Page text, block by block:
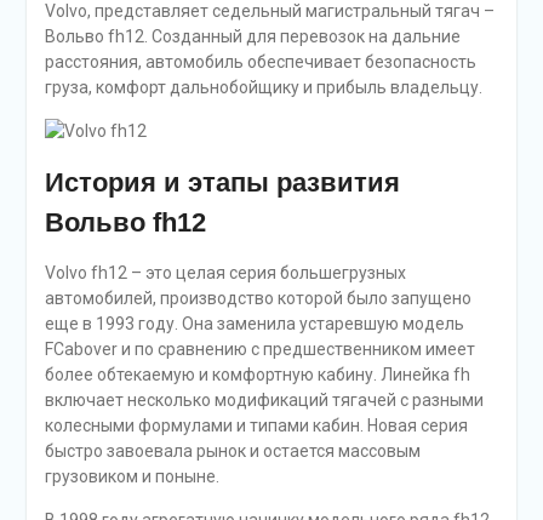
Volvo, представляет седельный магистральный тягач –
Вольво fh12. Созданный для перевозок на дальние
расстояния, автомобиль обеспечивает безопасность
груза, комфорт дальнобойщику и прибыль владельцу.
История и этапы развития
Вольво fh12
Volvo fh12 – это целая серия большегрузных
автомобилей, производство которой было запущено
еще в 1993 году. Она заменила устаревшую модель
FCabover и по сравнению с предшественником имеет
более обтекаемую и комфортную кабину. Линейка fh
включает несколько модификаций тягачей с разными
колесными формулами и типами кабин. Новая серия
быстро завоевала рынок и остается массовым
грузовиком и поныне.